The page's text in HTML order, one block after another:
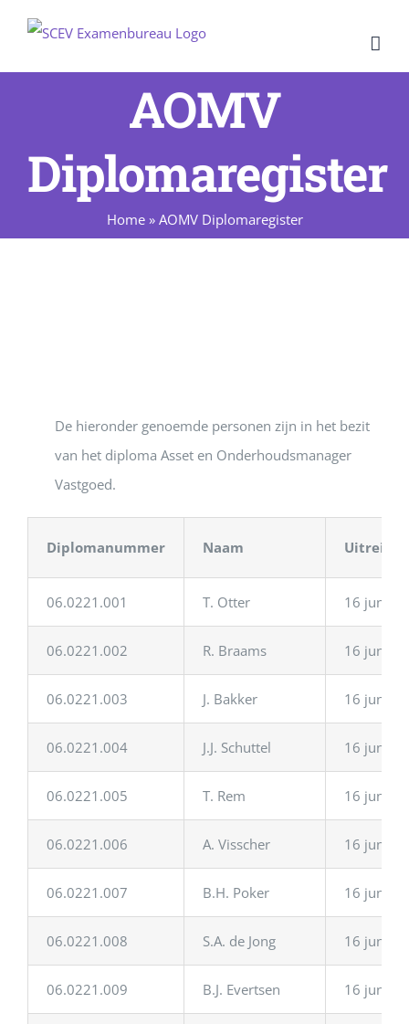
inhoud
AOMV
Diplomaregister
Home» AOMV Diplomaregister
De hieronder genoemde personen zijn in het bezit
van het diploma Asset en Onderhoudsmanager
Vastgoed.
Diplomanummer Naam
06.0221.001 T. Otter 16 juni
06.0221.002 R. Braams 16 juni
06.0221.003 J. Bakker 16 juni
06.0221.004 J.J. Schuttel 16 juni
06.0221.005 T. Rem 16 juni
06.0221.006 A. Visscher 16 juni
06.0221.007 B.H. Poker 16 juni
06.0221.008 S.A. de Jong 16 juni
06.0221.009 B.J. Evertsen 16 juni